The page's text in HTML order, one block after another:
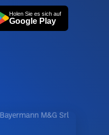
Holen Sie es sich auf
Google Play